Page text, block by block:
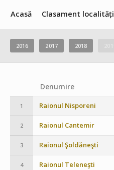
Acasă Clasament localități
2016 2017 2018
Denumire
1 Raionul Nisporeni
2 Raionul Cantemir
3 Raionul Şoldăneşti
4 Raionul Teleneşti